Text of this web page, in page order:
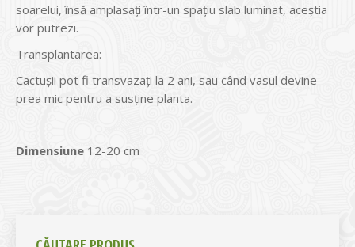
soarelui, însă amplasați într-un spațiu slab luminat, aceștia
vor putrezi.
Transplantarea:
Cactușii pot fi transvazați la 2 ani, sau când vasul devine
prea mic pentru a susține planta.
Dimensiune 12-20 cm